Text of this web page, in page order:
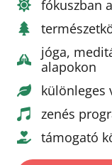
fókuszban
jóga,
alapokon
különleges
zenés
támogató